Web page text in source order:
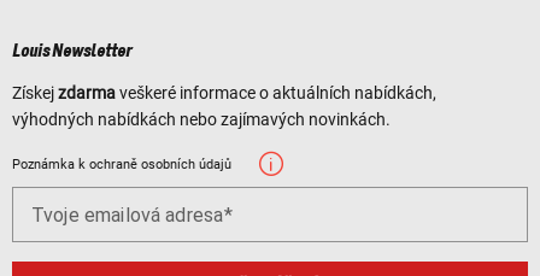
Louis Newsletter
Získejzdarmaveškeré informace o aktuálních nabídkách,
výhodných nabídkách nebo zajímavých novinkách.
Poznámka k ochraně osobních údajů
Tvoje emailová adresa